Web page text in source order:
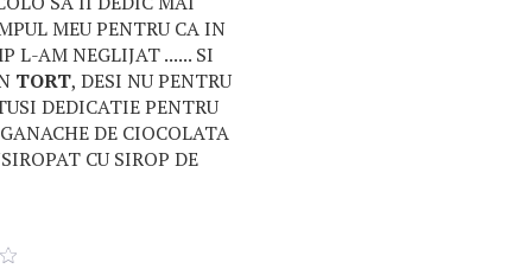
MEU PENTRU CA IN
L-AM NEGLIJAT ...... SI
TORT, DESI NU PENTRU
DEDICATIE PENTRU
DE CIOCOLATA
CU SIROP DE